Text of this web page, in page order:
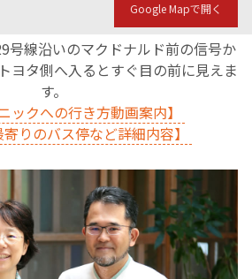
Google Mapで開く
号線沿いのマクドナルド前の信号か
ヨタ側へ入るとすぐ目の前に見えま
す。
ックへの行き方動画案内】
寄りのバス停など詳細内容】